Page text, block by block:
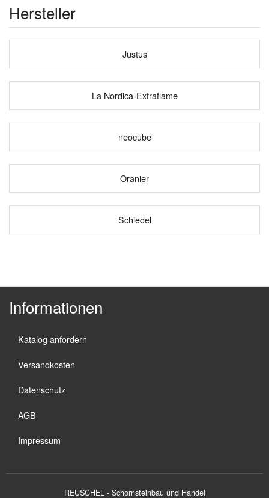
Hersteller
Justus
La Nordica-Extraflame
neocube
Oranier
Schiedel
Informationen
Katalog anfordern
Versandkosten
Datenschutz
AGB
Impressum
REUSCHEL - Schornsteinbau und Handel